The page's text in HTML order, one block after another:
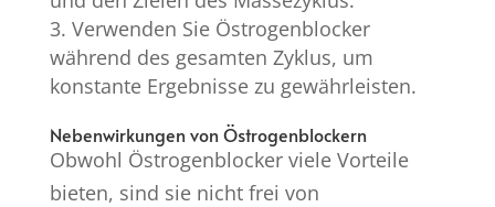
Verwenden Sie Östrogenblocker
während des gesamten Zyklus, um
konstante Ergebnisse zu gewährleisten.
Nebenwirkungen von Östrogenblockern
Obwohl Östrogenblocker viele Vorteile
bieten, sind sie nicht frei von